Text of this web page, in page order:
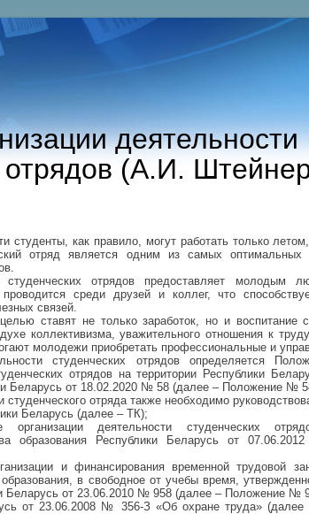
деятельности
отрядов (А.И.
студенты, как правило, могут работать только
отряд является одним из самых оптимальных
студенческих отрядов предоставляет молодым
среди друзей и коллег, что
связей.
ставят не только заработок, но и воспитание
коллективизма, уважительного отношения к
молодежи приобретать профессиональные и
студенческих отрядов определяется
отрядов на территории Республики
Беларусь от 18.02.2020 № 58 (далее – Положение №
студенческого отряда также необходимо
Беларусь (далее – ТК);
деятельности студенческих
образования Республики Беларусь от
и финансирования временной трудовой
в свободное от учебы время,
Беларусь от 23.06.2010 № 958 (далее – Положение №
от 23.06.2008 № 356-З «Об охране труда» (далее